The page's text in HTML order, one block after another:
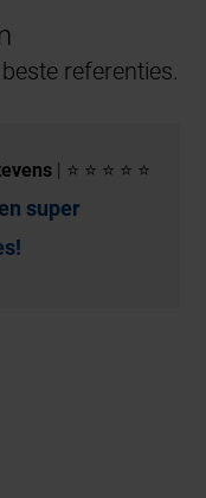
referenties.
| ⭐ ⭐ ⭐ ⭐ ⭐
super